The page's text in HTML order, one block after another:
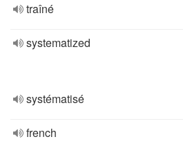
traîné
systematized
systématisé
french